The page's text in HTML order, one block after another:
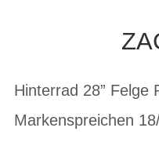
Hinterrad 28” Felge
Markenspreichen